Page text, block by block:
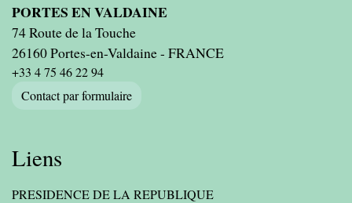
PORTES EN VALDAINE
74 Route de la Touche
26160 Portes-en-Valdaine - FRANCE
+33 4 75 46 22 94
Contact par formulaire
Liens
PRESIDENCE DE LA REPUBLIQUE